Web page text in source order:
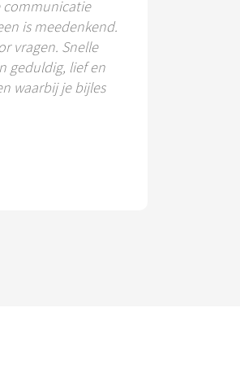
communicatie
is meedenkend.
vragen. Snelle
geduldig, lief en
waarbij je bijles